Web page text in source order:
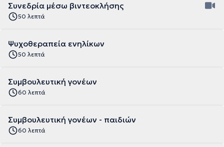
Συνεδρία μέσω βιντεοκλήσης
50 λεπτά
Ψυχοθεραπεία ενηλίκων
50 λεπτά
Συμβουλευτική γονέων
60 λεπτά
Συμβουλευτική γονέων - παιδιών
60 λεπτά